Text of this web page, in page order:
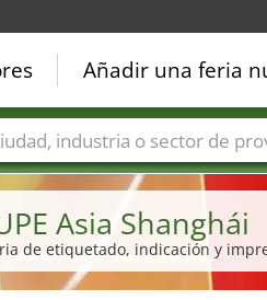
Asia Shanghái
de etiquetado, indicación y
Añadir una feria
Sectores de ferias